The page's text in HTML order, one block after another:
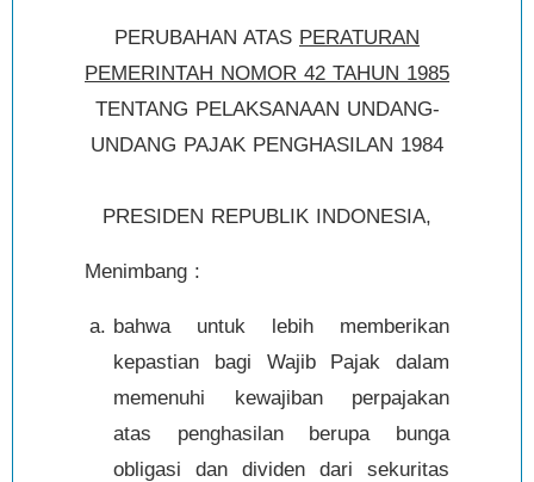
PERUBAHAN ATAS PERATURAN
PEMERINTAH NOMOR 42 TAHUN 1985
TENTANG PELAKSANAAN UNDANG-
UNDANG PAJAK PENGHASILAN 1984
PRESIDEN REPUBLIK INDONESIA,
Menimbang :
bahwa untuk lebih memberikan
kepastian bagi Wajib Pajak dalam
memenuhi kewajiban perpajakan
atas penghasilan berupa bunga
obligasi dan dividen dari sekuritas